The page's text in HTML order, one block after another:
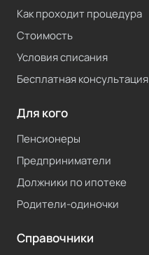
Как проходит процедура
Стоимость
Условия списания
Бесплатная консультация
Для кого
Пенсионеры
Предприниматели
Должники по ипотеке
Родители-одиночки
Справочники